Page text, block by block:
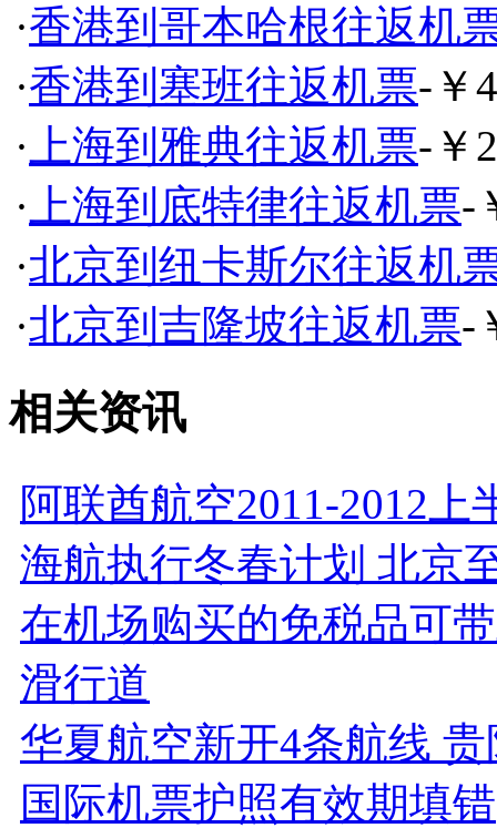
·香港到哥本哈根往返机
·香港到塞班往返机票-￥
· 上海到雅典往返机票-￥
· 上海到底特律往返机票-
·北京到纽卡斯尔往返机
·北京到吉隆坡往返机票-
相关资讯
阿联酋航空2011-2012上
海航执行冬春计划 北京
在机场购买的免税品可
滑行道
华夏航空新开4条航线
国际机票护照有效期填错